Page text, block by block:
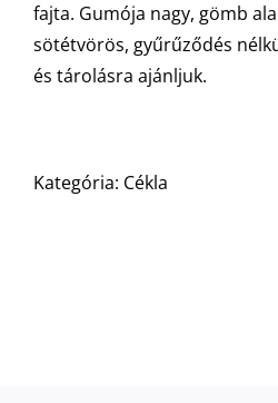
fajta. Gumója nagy, gömb
sötétvörös, gyűrűződés
és tárolásra ajánljuk.
Kategória: Cékla